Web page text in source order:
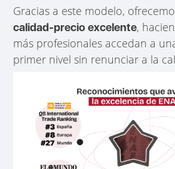
Gracias a este modelo,
calidad-precio excelente,
más profesionales accedan a
primer nivel sin renunciar a la